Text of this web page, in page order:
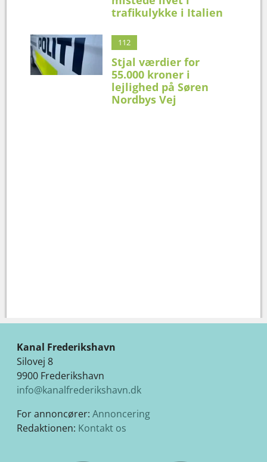
trafikulykke i Italien
112
Stjal værdier for
55.000 kroner i
lejlighed på Søren
Nordbys Vej
Kanal Frederikshavn
Silovej 8
9900 Frederikshavn
info@kanalfrederikshavn.dk
For annoncører: Annoncering
Redaktionen: Kontakt os